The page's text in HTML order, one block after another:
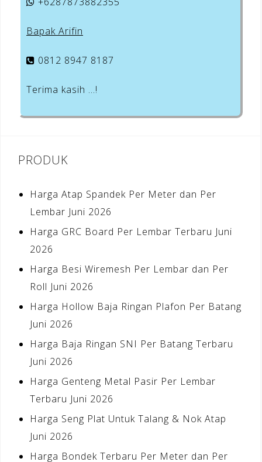
Bapak Arifin
0812 8947 8187
Terima kasih …!
PRODUK
Harga Atap Spandek Per Meter dan Per
Lembar Juni 2026
Harga GRC Board Per Lembar Terbaru Juni
2026
Harga Besi Wiremesh Per Lembar dan Per
Roll Juni 2026
Harga Hollow Baja Ringan Plafon Per Batang
Juni 2026
Harga Baja Ringan SNI Per Batang Terbaru
Juni 2026
Harga Genteng Metal Pasir Per Lembar
Terbaru Juni 2026
Harga Seng Plat Untuk Talang & Nok Atap
Juni 2026
Harga Bondek Terbaru Per Meter dan Per